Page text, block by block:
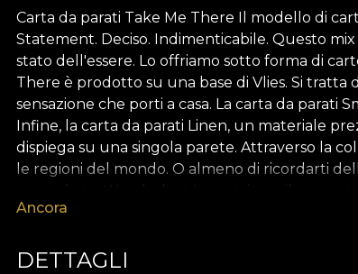
Carta da parati Take Me There Il modello di
Statement. Deciso. Indimenticabile. Questo
stato dell'essere. Lo offriamo sotto forma di
There è prodotto su una base di Vlies. Si
sensazione che porti a casa. La carta da parati
Infine, la carta da parati Linen, un materiale
dispiega su una singola parete. Attraverso la
le regioni del mondo. O almeno di ricordarti
passo da te. Wanderlust Incontriamo il
incontro con l'ignoto. Sei lontano da casa ma
scoprendo storie uniche e aree geografiche,
Ancora
DETTAGLI